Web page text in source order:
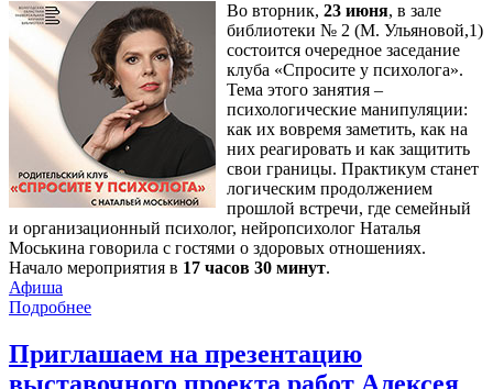
Во вторник, 23 июня, в зале
библиотеки № 2 (М. Ульяновой,1)
состоится очередное заседание
клуба «Спросите у психолога».
Тема этого занятия –
психологические манипуляции:
как их вовремя заметить, как на
них реагировать и как защитить
свои границы. Практикум станет
логическим продолжением
прошлой встречи, где семейный
и организационный психолог, нейропсихолог Наталья
Моськина говорила с гостями о здоровых отношениях.
Начало мероприятия в 17 часов 30 минут.
Афиша
Подробнее
Приглашаем на презентацию